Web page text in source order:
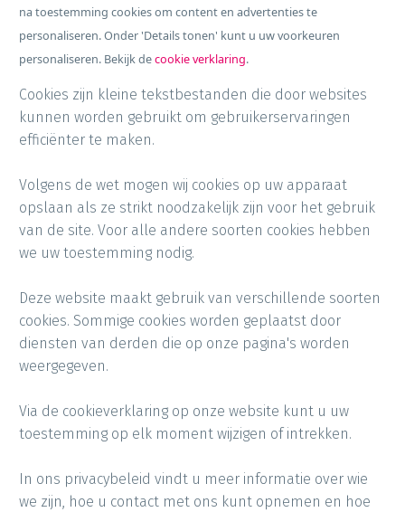
na toestemming cookies om content en advertenties te
personaliseren. Onder 'Details tonen' kunt u uw voorkeuren
personaliseren. Bekijk decookie verklaring.
Cookies zijn kleine tekstbestanden die door websites
kunnen worden gebruikt om gebruikerservaringen
efficiënter te maken.
Volgens de wet mogen wij cookies op uw apparaat
opslaan als ze strikt noodzakelijk zijn voor het gebruik
van de site. Voor alle andere soorten cookies hebben
we uw toestemming nodig.
Deze website maakt gebruik van verschillende soorten
cookies. Sommige cookies worden geplaatst door
diensten van derden die op onze pagina's worden
weergegeven.
Via de cookieverklaring op onze website kunt u uw
toestemming op elk moment wijzigen of intrekken.
In ons privacybeleid vindt u meer informatie over wie
we zijn, hoe u contact met ons kunt opnemen en hoe